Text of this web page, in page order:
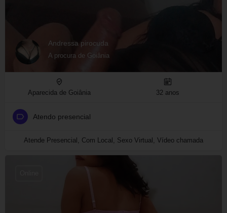
Andressa pirocuda
A procura de Goiânia
Aparecida de Goiânia 32 anos
Atendo presencial
Atende Presencial, Com Local, Sexo Virtual, Vídeo chamada